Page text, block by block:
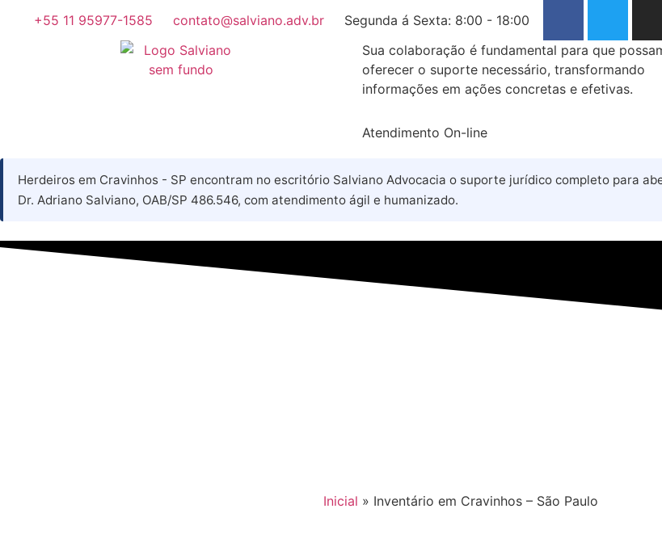
+55 11 95977-1585 contato@salviano.adv.br
Segunda á Sexta: 8:00 - 18:00
Sua colaboração é fundamental para que
oferecer o suporte necessário, transformando
informações em ações concretas e efetivas.
Atendimento On-line
Herdeiros em Cravinhos - SP encontram no escritório Salviano Advocacia o suporte jurídico completo para
Dr. Adriano Salviano, OAB/SP 486.546, com atendimento ágil e humanizado.
Inicial » Inventário em Cravinhos – São Paulo